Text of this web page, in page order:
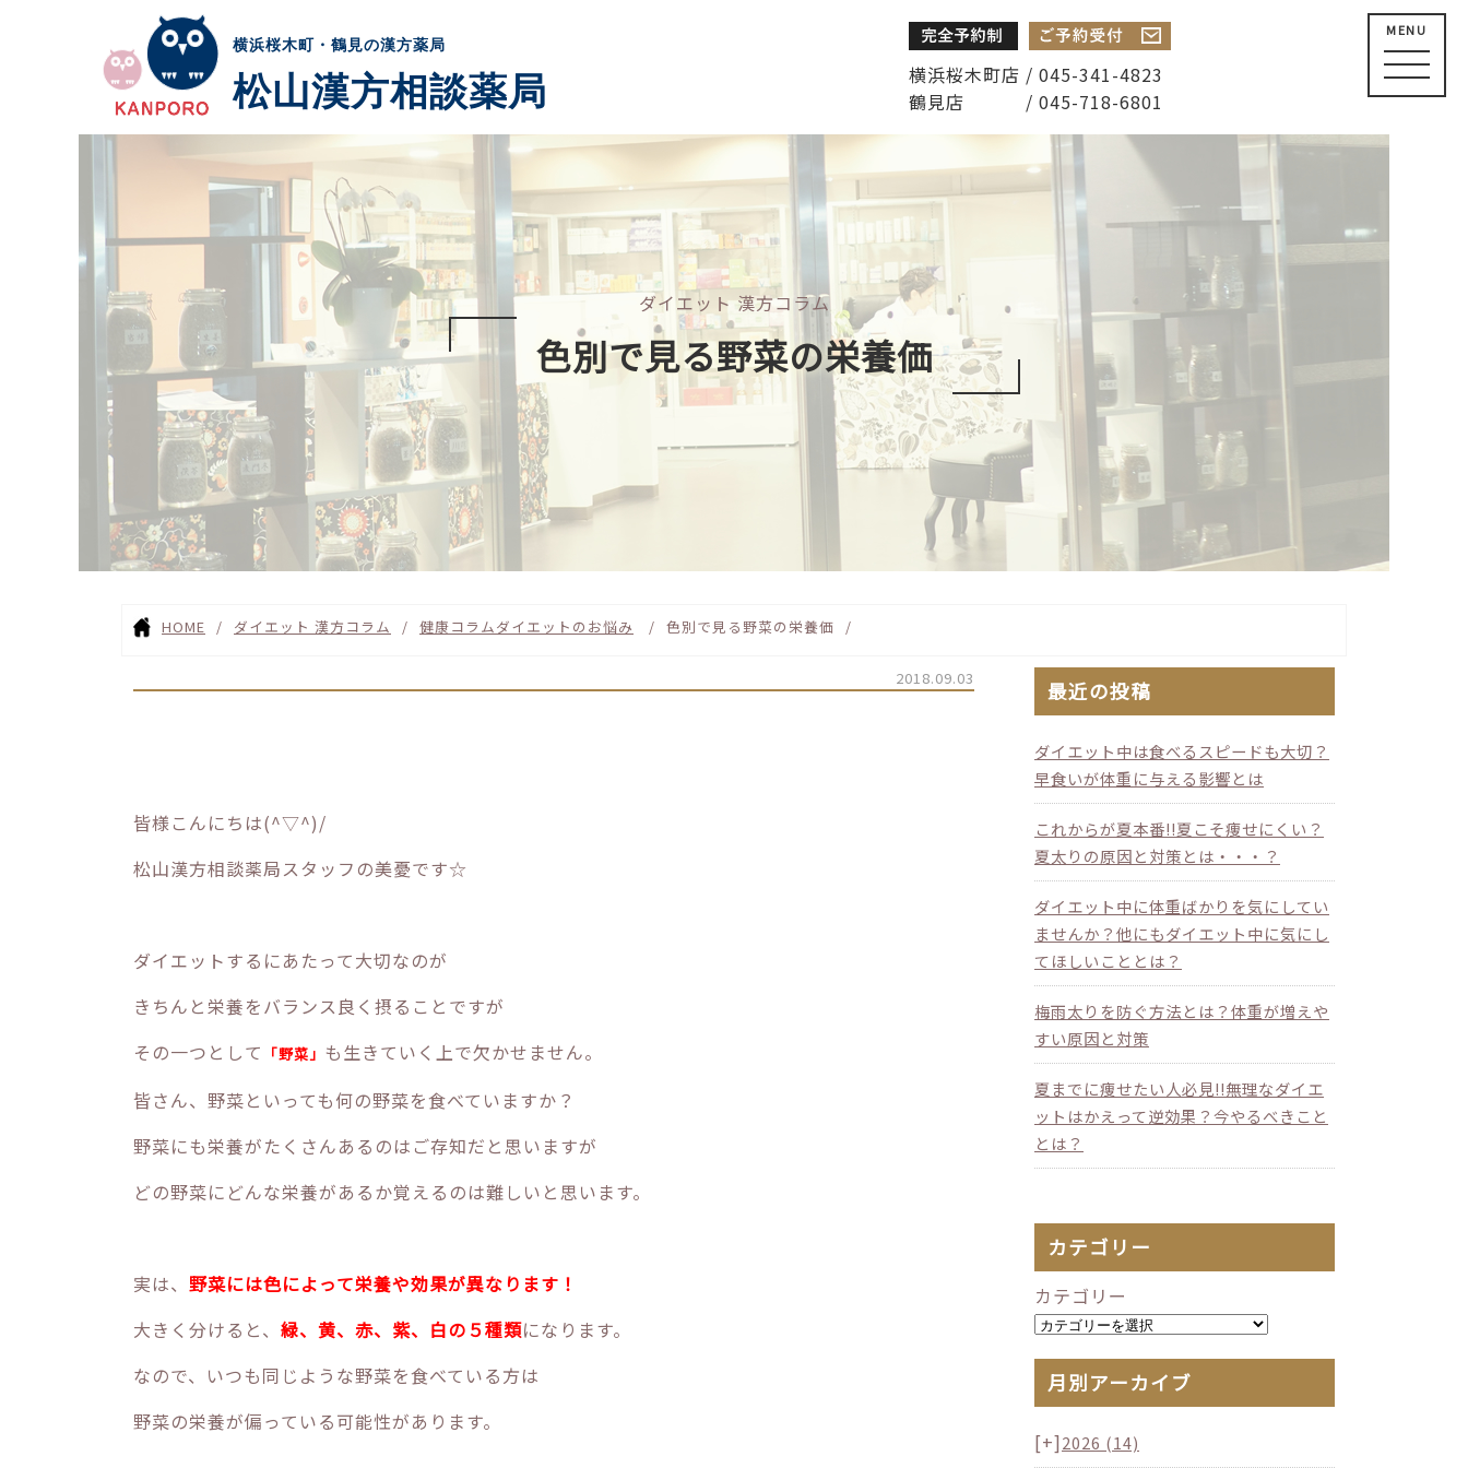
横浜桜木町・鶴見の漢方薬局
松山漢方相談薬局
横浜桜木町店 / 045-341-4823
鶴見店 / 045-718-6801
MENU
ダイエット 漢方コラム
色別で見る野菜の栄養価
HOME ダイエット 漢方コラム 健康コラムダイエットのお悩み 色別で見る野菜の栄養価
2018.09.03
皆様こんにちは(^▽^)/
松山漢方相談薬局スタッフの美憂です☆
ダイエットするにあたって大切なのが
きちんと栄養をバランス良く摂ることですが
その一つとして 「野菜」 も生きていく上で欠かせません。
皆さん、野菜といっても何の野菜を食べていますか？
野菜にも栄養がたくさんあるのはご存知だと思いますが
どの野菜にどんな栄養があるか覚えるのは難しいと思います。
実は、 野菜には色によって栄養や効果が異なります！
大きく分けると、 緑、黄、赤、紫、白の５種類になります。
なので、いつも同じような野菜を食べている方は
野菜の栄養が偏っている可能性があります。
最近の投稿
ダイエット中は食べるスピードも大切？
早食いが体重に与える影響とは
これからが夏本番!!夏こそ痩せにくい？
夏太りの原因と対策とは・・・？
ダイエット中に体重ばかりを気にしてい
ませんか？他にもダイエット中に気にし
てほしいこととは？
梅雨太りを防ぐ方法とは？体重が増えや
すい原因と対策
夏までに痩せたい人必見!!無理なダイエ
ットはかえって逆効果？今やるべきこと
とは？
カテゴリー
カテゴリー
月別アーカイブ
[+]2026 (14)